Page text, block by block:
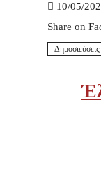
10/05/
Share on
Δημοσιεύσεις